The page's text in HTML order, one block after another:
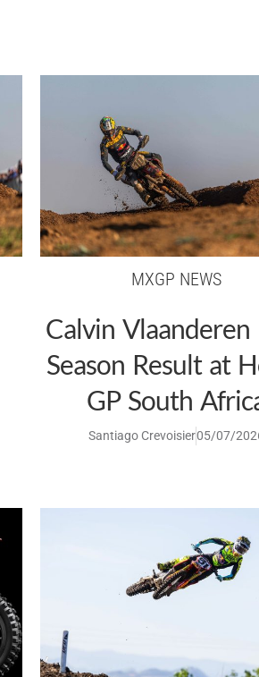
MXGP NEWS
Calvin Vlaanderen
Season Result at
GP South
Santiago Crevoisier05/07/